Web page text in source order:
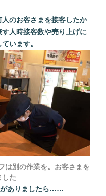
のお客さまを接客したか
人時接客数や売り上げに
います。
は別の作業を。お客さまを
した
がありましたら……